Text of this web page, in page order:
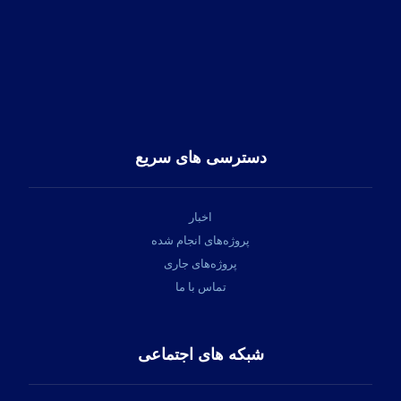
دسترسی های سریع
اخبار
پروژه‌های انجام شده
پروژه‌های جاری
تماس با ما
شبکه های اجتماعی